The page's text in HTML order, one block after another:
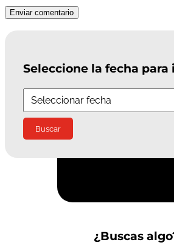
Enviar comentario
Seleccione la fecha para
¿Buscas